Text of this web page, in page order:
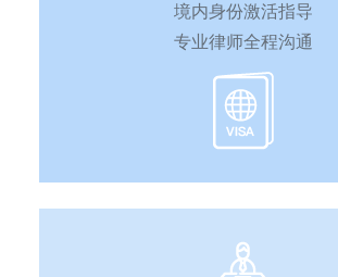
境内身份激活指导
专业律师全程沟通